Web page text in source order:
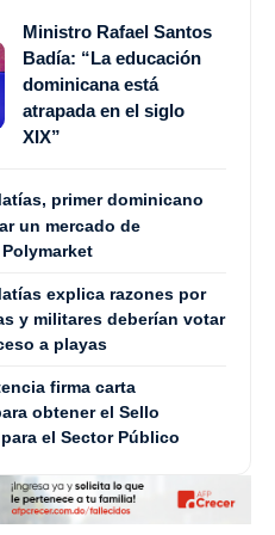
Ministro Rafael Santos
Badía: “La educación
dominicana está
atrapada en el siglo
XIX”
primer dominicano
un mercado de
explica razones por
y militares deberían votar
a playas
firma carta
obtener el Sello
el Sector Público